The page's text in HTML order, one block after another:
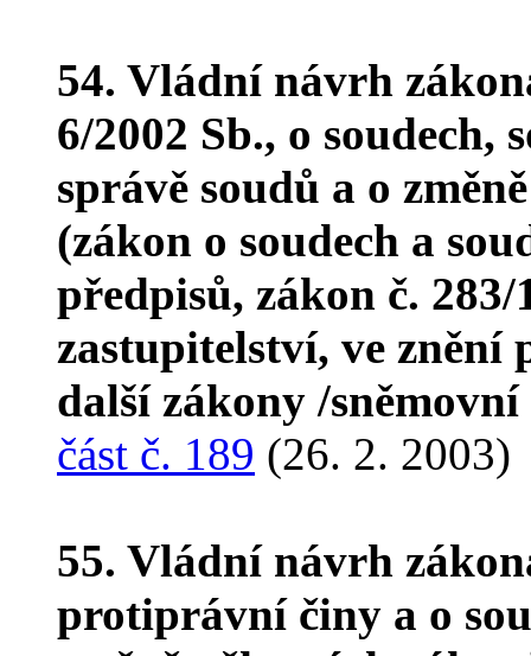
54. Vládní návrh
6/2002 Sb., o soudech,
správě soudů a o
(zákon o soudech a
předpisů, zákon č.
zastupitelství, ve znění
další zákony /
část č. 189 (26. 2. 2003)
55. Vládní návrh
protiprávní činy a o